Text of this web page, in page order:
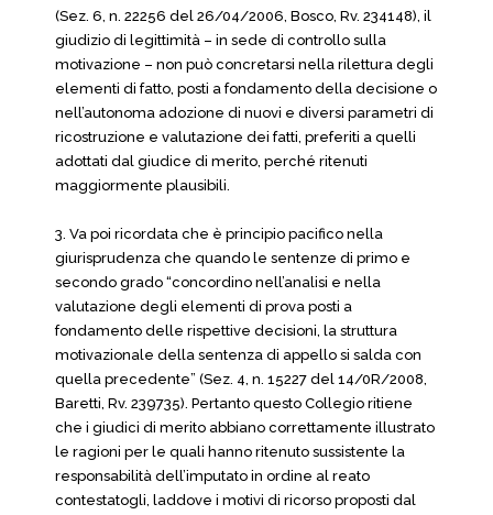
(Sez. 6, n. 22256 del 26/04/2006, Bosco, Rv. 234148), il
giudizio di legittimità – in sede di controllo sulla
motivazione – non può concretarsi nella rilettura degli
elementi di fatto, posti a fondamento della decisione o
nell’autonoma adozione di nuovi e diversi parametri di
ricostruzione e valutazione dei fatti, preferiti a quelli
adottati dal giudice di merito, perché ritenuti
maggiormente plausibili.
3. Va poi ricordata che è principio pacifico nella
giurisprudenza che quando le sentenze di primo e
secondo grado “concordino nell’analisi e nella
valutazione degli elementi di prova posti a
fondamento delle rispettive decisioni, la struttura
motivazionale della sentenza di appello si salda con
quella precedente” (Sez. 4, n. 15227 del 14/0R/2008,
Baretti, Rv. 239735). Pertanto questo Collegio ritiene
che i giudici di merito abbiano correttamente illustrato
le ragioni per le quali hanno ritenuto sussistente la
responsabilità dell’imputato in ordine al reato
contestatogli, laddove i motivi di ricorso proposti dal